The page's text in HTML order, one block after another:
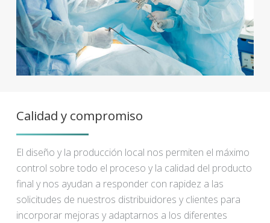
Calidad y compromiso
El diseño y la producción local nos permiten el máximo
control sobre todo el proceso y la calidad del producto
final y nos ayudan a responder con rapidez a las
solicitudes de nuestros distribuidores y clientes para
incorporar mejoras y adaptarnos a los diferentes